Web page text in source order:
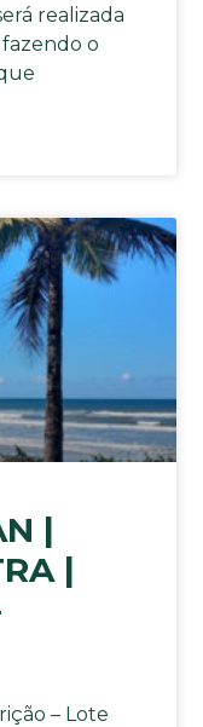
realizada
o
|
|
– Lote